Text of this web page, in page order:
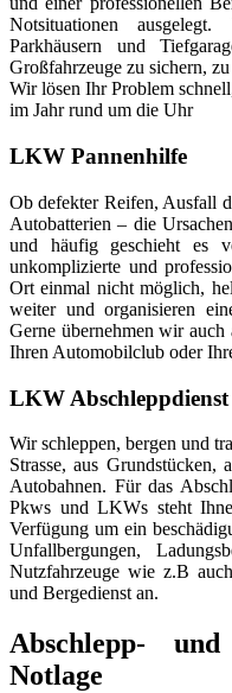
Notsituationen
Parkhäusern und
Großfahrzeuge zu sichern,
Wir lösen Ihr Problem
im Jahr rund um die Uhr
LKW Pannenhilfe
Ob defekter Reifen, Ausfall
Autobatterien – die
und häufig geschieht es
unkomplizierte und
Ort einmal nicht möglich,
weiter und organisieren
Gerne übernehmen wir
Ihren Automobilclub oder
LKW Abschleppdienst
Wir schleppen, bergen und
Strasse, aus Grundstücken,
Autobahnen. Für das
Pkws und LKWs steht
Verfügung um ein
Unfallbergungen,
Nutzfahrzeuge wie z.B
und Bergedienst an.
Abschlepp-
Notlage